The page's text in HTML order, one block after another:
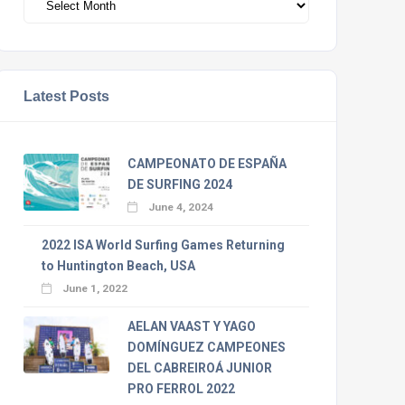
Latest Posts
CAMPEONATO DE ESPAÑA
DE SURFING 2024
June 4, 2024
2022 ISA World Surfing Games Returning
to Huntington Beach, USA
June 1, 2022
AELAN VAAST Y YAGO
DOMÍNGUEZ CAMPEONES
DEL CABREIROÁ JUNIOR
PRO FERROL 2022